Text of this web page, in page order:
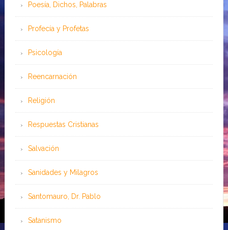
Poesía, Dichos, Palabras
Profecía y Profetas
Psicología
Reencarnación
Religión
Respuestas Cristianas
Salvación
Sanidades y Milagros
Santomauro, Dr. Pablo
Satanismo